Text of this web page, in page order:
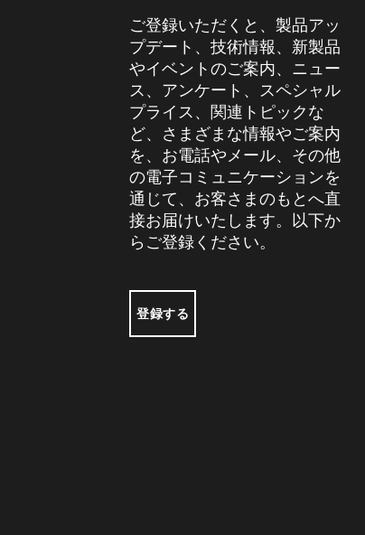
ご登録いただくと、製品アッ
プデート、技術情報、新製品
やイベントのご案内、ニュー
ス、アンケート、スペシャル
プライス、関連トピックな
ど、さまざまな情報やご案内
を、お電話やメール、その他
の電子コミュニケーションを
通じて、お客さまのもとへ直
接お届けいたします。以下か
らご登録ください。
登録する